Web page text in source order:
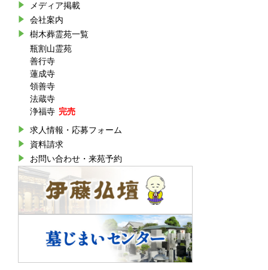
メディア掲載
会社案内
樹木葬霊苑一覧
瓶割山霊苑
善行寺
蓮成寺
領善寺
法蔵寺
浄福寺
求人情報・応募フォーム
資料請求
お問い合わせ・来苑予約